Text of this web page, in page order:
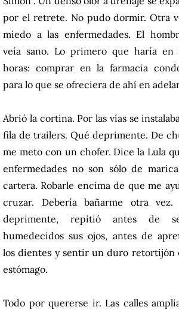
por el retrete. No pudo dormir. Otra
miedo a las enfermedades. El
veía sano. Lo primero que haría en
horas: comprar en la farmacia
para lo que se ofreciera de ahí en
Abrió la cortina. Por las vías se
fila de trailers. Qué deprimente. De
me meto con un chofer. Dice la Lula
enfermedades no son sólo de
cartera. Robarle encima de que me
cruzar. Debería bañarme otra vez.
deprimente, repitió antes de
humedecidos sus ojos, antes de
los dientes y sentir un duro retortijón
estómago.
Todo por quererse ir. Las calles